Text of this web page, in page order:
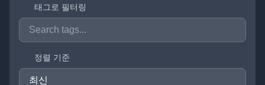
태그로 필터링
정렬 기준